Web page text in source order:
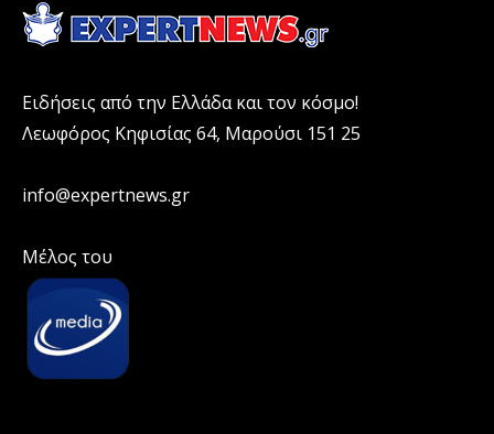
Ειδήσεις από την Ελλάδα και τον κόσμο!
Λεωφόρος Κηφισίας 64, Μαρούσι 151 25
info@expertnews.gr
Μέλος του